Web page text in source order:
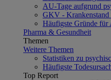
AU-Tage aufgrund
GKV - Krankenstand
Häufigste Gründe für
Pharma & Gesundheit
Themen
Weitere Themen
Statistiken zu
Häufigste
Top Report